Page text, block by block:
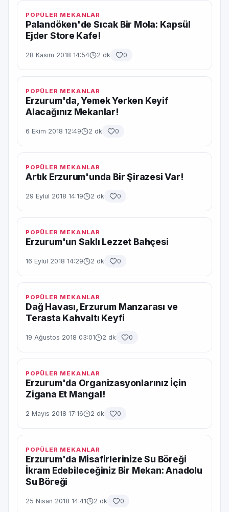
POPÜLER MEKANLAR
Palandöken'de Sıcak Bir Mola: Kapsül
Ejder Store Kafe!
28 Kasım 2018 14:54 2 dk 0
POPÜLER MEKANLAR
Erzurum'da, Yemek Yerken Keyif
Alacağınız Mekanlar!
6 Ekim 2018 12:49 2 dk 0
POPÜLER MEKANLAR
Artık Erzurum'unda Bir Şirazesi Var!
29 Eylül 2018 14:19 2 dk 0
POPÜLER MEKANLAR
Erzurum'un Saklı Lezzet Bahçesi
16 Eylül 2018 14:29 2 dk 0
POPÜLER MEKANLAR
Dağ Havası, Erzurum Manzarası ve
Terasta Kahvaltı Keyfi
19 Ağustos 2018 03:01 2 dk 0
POPÜLER MEKANLAR
Erzurum'da Organizasyonlarınız İçin
Zigana Et Mangal!
2 Mayıs 2018 17:16 2 dk 0
POPÜLER MEKANLAR
Erzurum'da Misafirlerinize Su Böreği
İkram Edebileceğiniz Bir Mekan: Anadolu
Su Böreği
25 Nisan 2018 14:41 2 dk 0